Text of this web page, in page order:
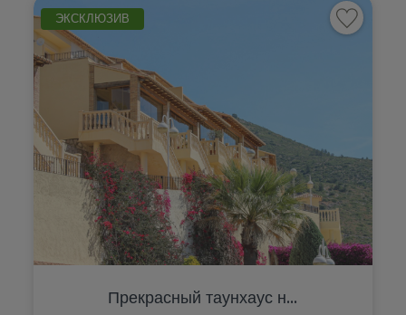
ЭКСКЛЮЗИВ
Прекрасный таунхаус н...